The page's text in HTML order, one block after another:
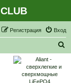
Вход
Регистрация